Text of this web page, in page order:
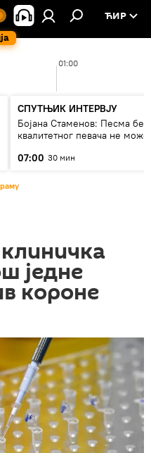
ЋИР
01:00
СПУТЊИК ИНТЕРВЈУ
Бојана Стаменов: Песма без
квалитетног певача не може
07:00 30 мин
једне
короне